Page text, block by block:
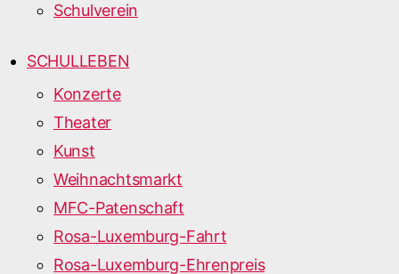
Schulverein
SCHULLEBEN
Konzerte
Theater
Kunst
Weihnachtsmarkt
MFC-Patenschaft
Rosa-Luxemburg-Fahrt
Rosa-Luxemburg-Ehrenpreis